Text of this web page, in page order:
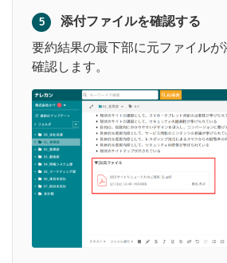
5
添付ファイルを確認する
要約結果の最下部に元ファイル
確認します。